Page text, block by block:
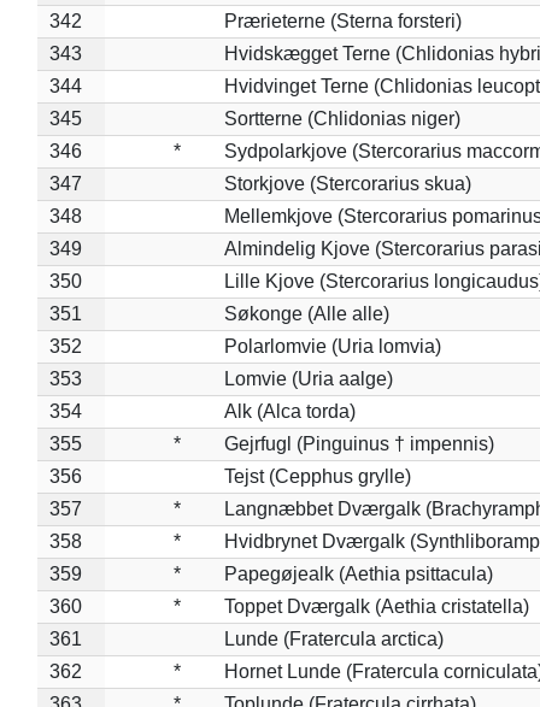
342
Prærieterne (Sterna forsteri)
343
Hvidskægget Terne (Chlidonias
344
Hvidvinget Terne (Chlidonias
345
Sortterne (Chlidonias niger)
346
*
Sydpolarkjove (Stercorarius
347
Storkjove (Stercorarius skua)
348
Mellemkjove (Stercorarius
349
Almindelig Kjove (Stercorarius
350
Lille Kjove (Stercorarius
351
Søkonge (Alle alle)
352
Polarlomvie (Uria lomvia)
353
Lomvie (Uria aalge)
354
Alk (Alca torda)
355
*
Gejrfugl (Pinguinus † impennis)
356
Tejst (Cepphus grylle)
357
*
Langnæbbet Dværgalk
358
*
Hvidbrynet Dværgalk
359
*
Papegøjealk (Aethia psittacula)
360
*
Toppet Dværgalk (Aethia cristatella)
361
Lunde (Fratercula arctica)
362
*
Hornet Lunde (Fratercula